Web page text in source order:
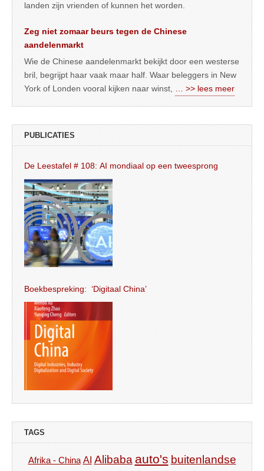
landen zijn vrienden of kunnen het worden.
Zeg niet zomaar beurs tegen de Chinese
aandelenmarkt
Wie de Chinese aandelenmarkt bekijkt door een westerse
bril, begrijpt haar vaak maar half. Waar beleggers in New
York of Londen vooral kijken naar winst,
… >> lees meer
PUBLICATIES
De Leestafel # 108: AI mondiaal op een tweesprong
Boekbespreking: ‘Digitaal China’
TAGS
Afrika - China AI Alibaba auto's buitenlandse